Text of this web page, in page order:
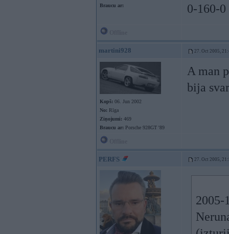
Braucu ar:
0-160-
martini928 27. Oct 2005,
Kopš: 06. Jun 2002
No: Rīga
Ziņojumi: 469
Braucu ar: Porsche 928GT '89
A man
bija
PERFS 27. Oct 2005,
2005-